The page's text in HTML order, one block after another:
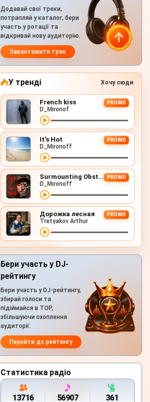
Додавай свої треки,
потрапляй у каталог, бери
участь у ротації та
відкривай нову аудиторію.
Завантажити трек
У тренді Хочу сюди
French kiss PROMO
D_Mironof
It's Hot PROMO
D_Mironoff
Surmounting Obstacles (D&B Remix) PROMO
D_Mironoff
Дорожка лесная PROMO
Tretyakov Arthur
Бери участь у DJ-
рейтингу
Бери участь у DJ-рейтингу,
збирай голоси та
підіймайся в TOP,
збільшуючи охоплення
аудиторії.
Перейти до рейтингу
Статистика радіо
13716 56907 361